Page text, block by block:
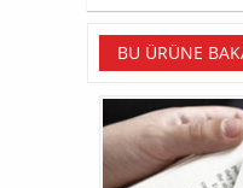
BU ÜRÜNE